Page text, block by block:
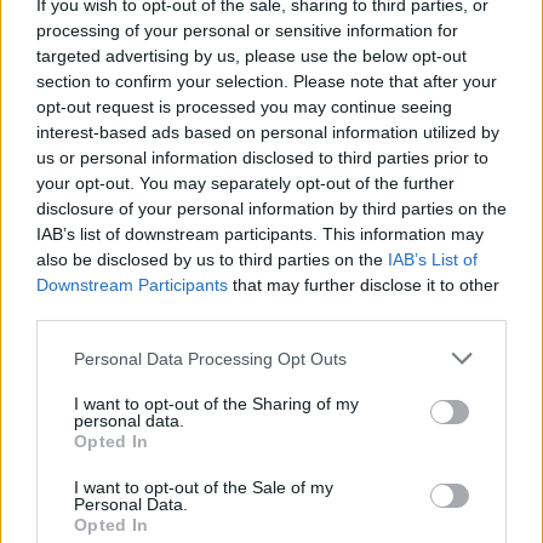
If you wish to opt-out of the sale, sharing to third parties, or
processing of your personal or sensitive information for
targeted advertising by us, please use the below opt-out
section to confirm your selection. Please note that after your
opt-out request is processed you may continue seeing
interest-based ads based on personal information utilized by
us or personal information disclosed to third parties prior to
your opt-out. You may separately opt-out of the further
disclosure of your personal information by third parties on the
IAB’s list of downstream participants. This information may
also be disclosed by us to third parties on the IAB’s List of
Downstream Participants that may further disclose it to other
Please note that this website/app uses one or more Google
not limited to your visit or usage behaviour. You may click to
grant or deny consent to Google and its third-party tags to
use your data for below specified purposes in below Google
consent section.
Personal Data Processing Opt Outs
I want to opt-out of the Sharing of my
personal data.
Opted In
I want to opt-out of the Sale of my
Personal Data.
Opted In
Varza roșie este un ajutor excelent în combaterea
cancerului. Este plină de sulforafan și antocianine,
care protejează organismul. Studiile arată că un
consum ridicat de legume crucifere, precum varza
roșie, poate reduce riscul de cancer colorectal cu
18%.
Acești compuși ajută la oprirea creșterii celulelor
canceroase și ajută la eliminarea substanțelor
dăunătoare. Adăugarea de varză roșie în mesele tale
le poate face mai bune și te poate ajuta să te menții
sănătos. Este o modalitate gustoasă de a combate
cancerul.
Îmbunătățirea sănătății
digestive
Varza roșie este excelentă pentru sănătatea